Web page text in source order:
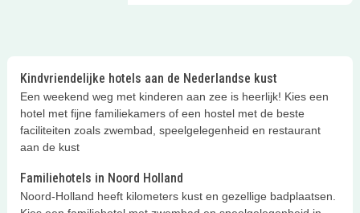
rolstoelvriendelijke vakantiewoningen
op leuke, kindvriendelijke
vakantieparken en campings in
Nederland!
Kindvriendelijke hotels aan de Nederlandse kust
Een weekend weg met kinderen aan zee is heerlijk! Kies een
hotel met fijne familiekamers of een hostel met de beste
faciliteiten zoals zwembad, speelgelegenheid en restaurant
aan de kust
Familiehotels in Noord Holland
Noord-Holland heeft kilometers kust en gezellige badplaatsen.